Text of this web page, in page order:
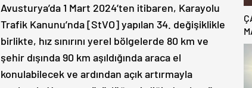
Avusturya’da 1 Mart 2024’ten itibaren, Karayolu
Trafik Kanunu’nda [StVO] yapılan 34. değişiklikle
birlikte, hız sınırını yerel bölgelerde 80 km ve
şehir dışında 90 km aşıldığında araca el
konulabilecek ve ardından açık artırmayla